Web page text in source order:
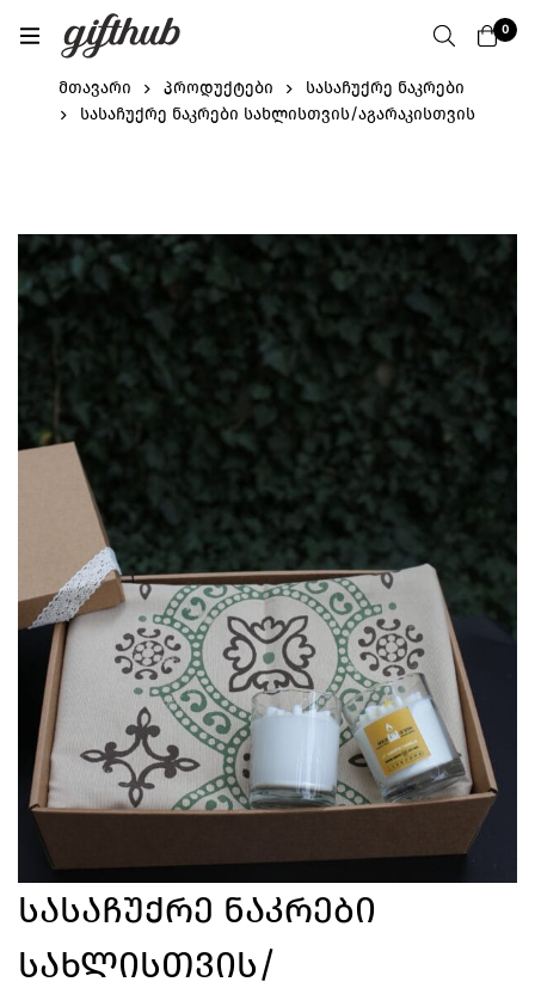
0
მთავარი პროდუქტები
სასაჩუქრე ნაკრები
სასაჩუქრე ნაკრები სახლისთვის/აგარაკისთვის
Სასაჩუქრე Ნაკრები
Სახლისთვის/